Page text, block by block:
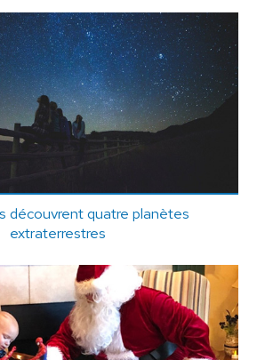
découvrent quatre planètes
extraterrestres